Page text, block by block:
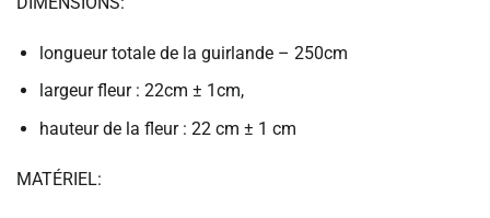
longueur totale de la guirlande – 250cm
largeur fleur : 22cm ± 1cm,
hauteur de la fleur : 22 cm ± 1 cm
MATÉRIEL: